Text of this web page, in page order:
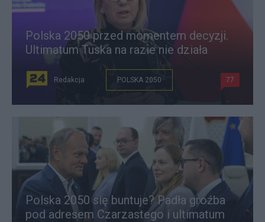
Polska 2050 przed momentem decyzji.
Ultimatum Tuska na razie nie działa
Redakcja POLSKA 2050 77
Polska 2050 się buntuje? Padła groźba
pod adresem Czarzastego i ultimatum